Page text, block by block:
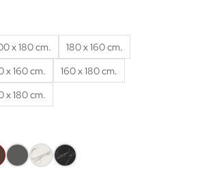
x 180 cm.
180 x 160 cm.
x 160 cm.
160 x 180 cm.
x 180 cm.
Gris
grafito
Mármol
blanco
Mármol
negro